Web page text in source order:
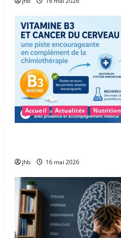
Accueil Actualités Nutrition
jhb 16 mai 2026